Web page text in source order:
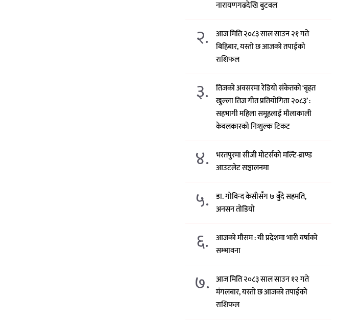
नारायणगढदेखि बुटवल
२.
आज मिति २०८३ साल साउन २१ गते
बिहिबार, यस्तो छ आजको तपाईको
राशिफल
३.
तिजको अवसरमा रेडियो संकेतको ‘बृहत
खुल्ला तिज गीत प्रतियोगिता २०८३’ :
सहभागी महिला समूहलाई मौलाकाली
केवलकारको निःशुल्क टिकट
४.
भरतपुरमा सीजी मोटर्सको मल्टि-ब्राण्ड
आउटलेट सञ्चालनमा
५.
डा. गोविन्द केसीसँग ७ बुँदे सहमति,
अनसन तोडियो
६.
आजको मौसम : यी प्रदेशमा भारी वर्षाको
सम्भावना
७. आज मिति २०८३ साल साउन १२ गते
मंगलबार, यस्तो छ आजको तपाईको
राशिफल